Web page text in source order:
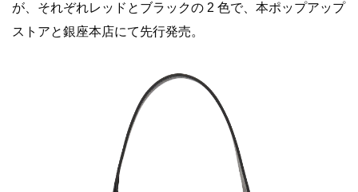
が、それぞれレッドとブラックの 2 色で、本ポップアップ
ストアと銀座本店にて先行発売。